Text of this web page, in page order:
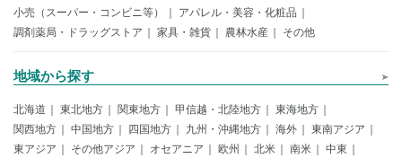
小売（スーパー・コンビニ等）
アパレル・美容・化粧品
調剤薬局・ドラッグストア
家具・雑貨 農林水産 その他
地域から探す
北海道 東北地方 関東地方 甲信越・北陸地方
東海地方
関西地方
中国地方 四国地方 九州・沖縄地方 海外
東南アジア
東アジア
その他アジア オセアニア 欧州 北米 南米
中東